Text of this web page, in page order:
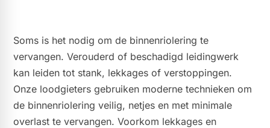
Soms is het nodig om de binnenriolering te
vervangen. Verouderd of beschadigd leidingwerk
kan leiden tot stank, lekkages of verstoppingen.
Onze loodgieters gebruiken moderne technieken om
de binnenriolering veilig, netjes en met minimale
overlast te vervangen. Voorkom lekkages en